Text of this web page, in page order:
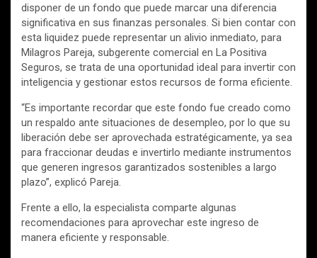
disponer de un fondo que puede marcar una diferencia
significativa en sus finanzas personales. Si bien contar con
esta liquidez puede representar un alivio inmediato, para
Milagros Pareja, subgerente comercial en La Positiva
Seguros, se trata de una oportunidad ideal para invertir con
inteligencia y gestionar estos recursos de forma eficiente.
“Es importante recordar que este fondo fue creado como
un respaldo ante situaciones de desempleo, por lo que su
liberación debe ser aprovechada estratégicamente, ya sea
para fraccionar deudas e invertirlo mediante instrumentos
que generen ingresos garantizados sostenibles a largo
plazo”, explicó Pareja.
Frente a ello, la especialista comparte algunas
recomendaciones para aprovechar este ingreso de
manera eficiente y responsable.